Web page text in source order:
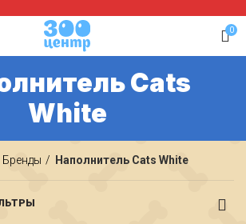
0
Cats
White
Бренды Наполнитель Cats White